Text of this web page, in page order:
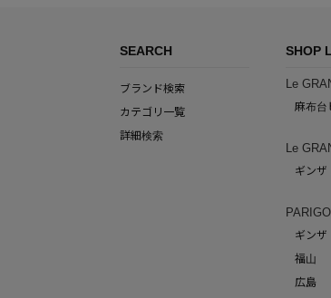
SEARCH
ブランド検索
カテゴリ一覧
詳細検索
SHOP
Le
麻布台
Le
ギンザ
ギンザ
福山
広島